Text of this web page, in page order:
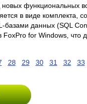
функциональных
в виде комплекта,
данных (SQL
for Windows, что
28 29 30 31 32 33